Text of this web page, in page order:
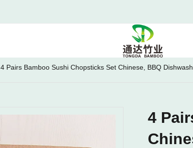
4 Pairs Bamboo Sushi Chopsticks Set Chinese, BBQ
4